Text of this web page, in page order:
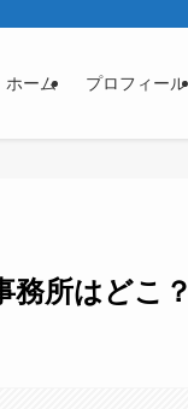
ホーム プロフィール
務所はどこ？